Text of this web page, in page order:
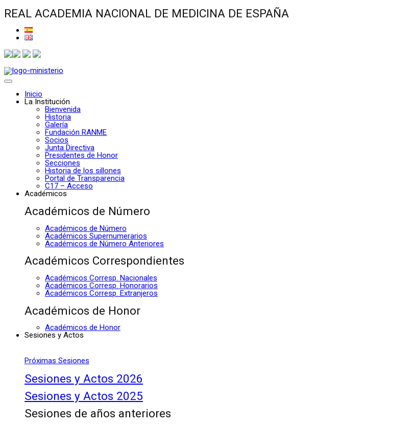
REAL ACADEMIA NACIONAL DE MEDICINA DE ESPAÑA
Inicio
La Institución
Bienvenida
Historia
Galería
Fundación RANME
Socios
Junta Directiva
Presidentes de Honor
Secciones
Historia de los sillones
Portal de Transparencia
C17 – Acceso
Académicos
Académicos de Número
Académicos de Número
Académicos Supernumerarios
Académicos de Número Anteriores
Académicos Correspondientes
Académicos Corresp. Nacionales
Académicos Corresp. Honorarios
Académicos Corresp. Extranjeros
Académicos de Honor
Académicos de Honor
Sesiones y Actos
Próximas Sesiones
Sesiones y Actos 2026
Sesiones y Actos 2025
Sesiones de años anteriores